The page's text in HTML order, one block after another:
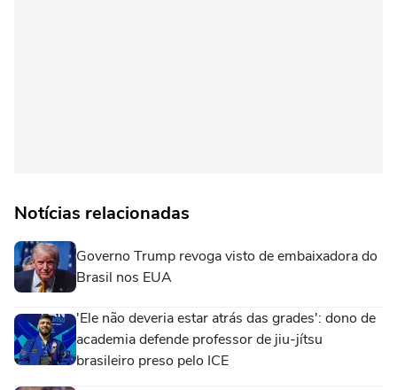
Notícias relacionadas
Governo Trump revoga visto de embaixadora do
Brasil nos EUA
'Ele não deveria estar atrás das grades': dono de
academia defende professor de jiu-jítsu
brasileiro preso pelo ICE